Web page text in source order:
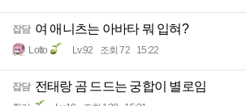
잡담 여 애니츠는 아바타 뭐 입혀?
Lotto Lv.92 조회 72 15:22
잡담 전태랑 곰 드드는 궁합이 별로임